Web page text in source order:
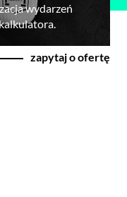
wydarzeń
zapytaj o ofertę